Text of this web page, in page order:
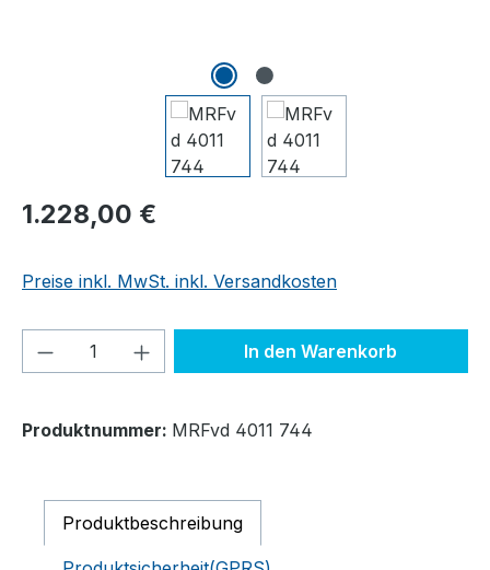
Regulärer Preis:
1.228,00 €
Preise inkl. MwSt. inkl. Versandkosten
Produkt Anzahl: Gib denIn den Warenkorb
Produktnummer: MRFvd 4011 744
Produktbeschreibung